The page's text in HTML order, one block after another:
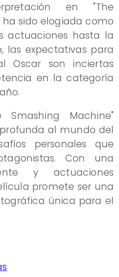
en "The
sido elogiada como
actuaciones hasta la
las expectativas para
Oscar son inciertas
en la categoría
Smashing Machine"
al mundo del
personales que
Con una
y actuaciones
promete ser una
única para el